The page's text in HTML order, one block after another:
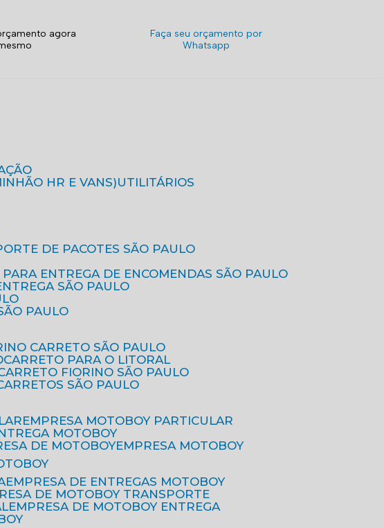
agora
Faça seu orçamento por
Whatsapp
HR E VANS)
UTILITÁRIOS
DE PACOTES SÃO PAULO
PARA ENTREGA DE ENCOMENDAS SÃO PAULO
SÃO PAULO
PAULO
CARRETO SÃO PAULO
CARRETO PARA O LITORAL
CARRETO FIORINO SÃO PAULO
SÃO PAULO
EMPRESA MOTOBOY PARTICULAR
MOTOBOY
DE MOTOBOY
EMPRESA MOTOBOY
EMPRESA DE ENTREGAS MOTOBOY
DE MOTOBOY TRANSPORTE
EMPRESA DE MOTOBOY ENTREGA